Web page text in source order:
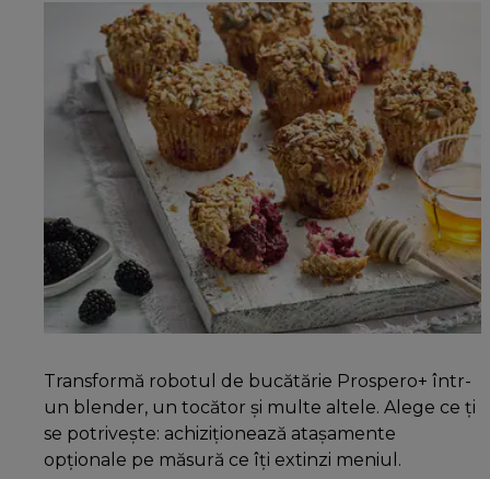
Transformă robotul de bucătărie Prospero+ într-
un blender, un tocător și multe altele. Alege ce ți
se potrivește: achiziționează atașamente
opționale pe măsură ce îți extinzi meniul.